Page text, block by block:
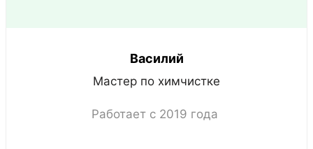
Василий
Мастер по химчистке
Работает с 2019 года